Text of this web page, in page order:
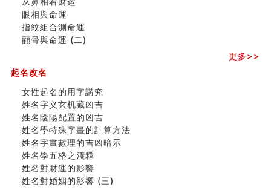
吉凶神跳上大运时的断法【四柱技巧】
家居常見風水形煞及化解方法 (一)
刘燮鈞讲人相 手纹与命运(一)
玄空本义 (二)
大門風水五大禁忌！大門風水擺設？門中門風水解方？
出现这几种面相桃花泛
女性起名的用字講究
香港巨富霍英東命造 (名人八字淺析十）
購房十大風水原則 (上)
看字形结构推算出吉凶
七夕节 我国唯一一个以女性为主角传统节日
商舖大門的風水原則 (下)
手指饱满福运加身，这种手相福运在何处？
家居常見風水形煞及化解方法 ( 四)
眼相與命運
指紋組合測命運
顴骨與命運 (二)
更多>>
起名改名
女性起名的用字講究
姓名字义玄机藏凶吉
姓名陰陽配置的凶吉
姓名學特殊字畫的計算方法
姓名字畫數理的吉凶暗示
姓名學五格之淺釋
姓名對財運的影響
姓名對婚姻的影響 (三)